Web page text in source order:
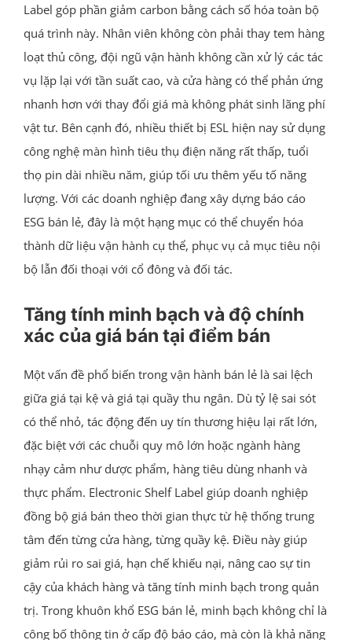
Label góp phần giảm carbon bằng cách số hóa toàn bộ
quá trình này. Nhân viên không còn phải thay tem hàng
loạt thủ công, đội ngũ vận hành không cần xử lý các tác
vụ lặp lại với tần suất cao, và cửa hàng có thể phản ứng
nhanh hơn với thay đổi giá mà không phát sinh lãng phí
vật tư. Bên cạnh đó, nhiều thiết bị ESL hiện nay sử dụng
công nghệ màn hình tiêu thụ điện năng rất thấp, tuổi
thọ pin dài nhiều năm, giúp tối ưu thêm yếu tố năng
lượng. Với các doanh nghiệp đang xây dựng báo cáo
ESG bán lẻ, đây là một hạng mục có thể chuyển hóa
thành dữ liệu vận hành cụ thể, phục vụ cả mục tiêu nội
bộ lẫn đối thoại với cổ đông và đối tác.
Tăng tính minh bạch và độ chính
xác của giá bán tại điểm bán
Một vấn đề phổ biến trong vận hành bán lẻ là sai lệch
giữa giá tại kệ và giá tại quầy thu ngân. Dù tỷ lệ sai sót
có thể nhỏ, tác động đến uy tín thương hiệu lại rất lớn,
đặc biệt với các chuỗi quy mô lớn hoặc ngành hàng
nhạy cảm như dược phẩm, hàng tiêu dùng nhanh và
thực phẩm. Electronic Shelf Label giúp doanh nghiệp
đồng bộ giá bán theo thời gian thực từ hệ thống trung
tâm đến từng cửa hàng, từng quầy kệ. Điều này giúp
giảm rủi ro sai giá, hạn chế khiếu nại, nâng cao sự tin
cậy của khách hàng và tăng tính minh bạch trong quản
trị. Trong khuôn khổ ESG bán lẻ, minh bạch không chỉ là
công bố thông tin ở cấp độ báo cáo, mà còn là khả năng